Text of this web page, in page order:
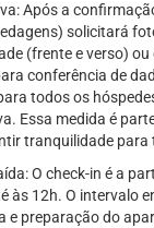
Após a
solicitará
(frente e verso)
conferência de
todos os
Essa medida é
tranquilidade para
O check-in é a
às 12h. O intervalo
e preparação do